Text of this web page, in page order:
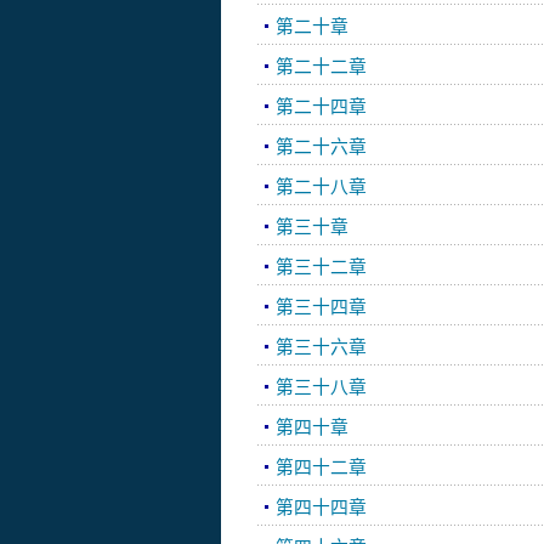
第二十章
第二十二章
第二十四章
第二十六章
第二十八章
第三十章
第三十二章
第三十四章
第三十六章
第三十八章
第四十章
第四十二章
第四十四章